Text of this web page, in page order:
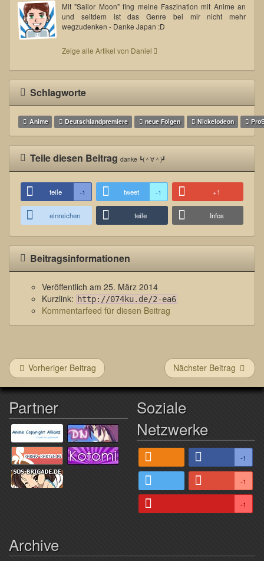
Mit "Sailor Moon" fing meine Faszination mit Anime an
und seitdem ist das Genre bei mir nicht mehr
wegzudenken - Danke Japan :D
Zeige alle Artikel von Daniel
Schlagworte
Anime Deutschlandpremiere neue Folgen Nickelodeon
Teile diesen Beitragdanke ┗(＾∀＾)┛
teile -1 tweet -1 +1
einreichen teile Infos
Beitragsinformationen
Veröffentlich am 25. März 2014
Kurzlink: http://074ku.de/2-ea6
Kommentarfeed für diesen Beitrag
Vorheriger Beitrag Nächster Beitrag
Partner
Soziale
Netzwerke
-1
-1
-1
Archive